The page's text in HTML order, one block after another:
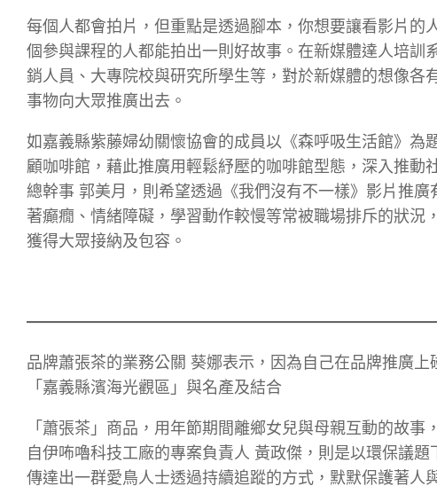
每個人都會拍片，但重點是透過腳本，你想要讓看影片
個參與課程的人都能拍出一則好故事。在新媒體達人培
銷人員、大專院校與研究所學生等，對於新媒體的想像
事物向大眾推廣出去。
如嘉義縣紫藤婦幼關懷協會的成員以《森呼吸生活館》
顧咖啡館，藉此推廣用輕鬆紓壓的咖啡館型態，深入推
總幹事 郭美月，則希望透過《我們沒有不一樣》影片推
著癲癇、情緒障礙，學習動作較慢等常被職場排斥的狀
獲得大眾接納及包容。
品牌蕭張茶的業務公關 葵娜表示，因為自己在品牌推廣
「嘉義縣濱海光觀區」與名產及結合
「蕭張茶」商品，用年節期間離鄉女兒與母親互動的故
自伊咘嚕科技工廠的專案負責人 黃政傑，則是以環保議
傳達出一群愛鳥人士透過持續追蹤的方式，默默保護著人